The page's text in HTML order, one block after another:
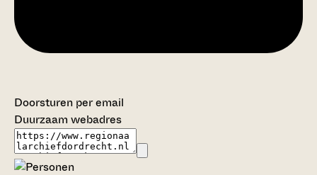
Doorsturen per email
Duurzaam webadres